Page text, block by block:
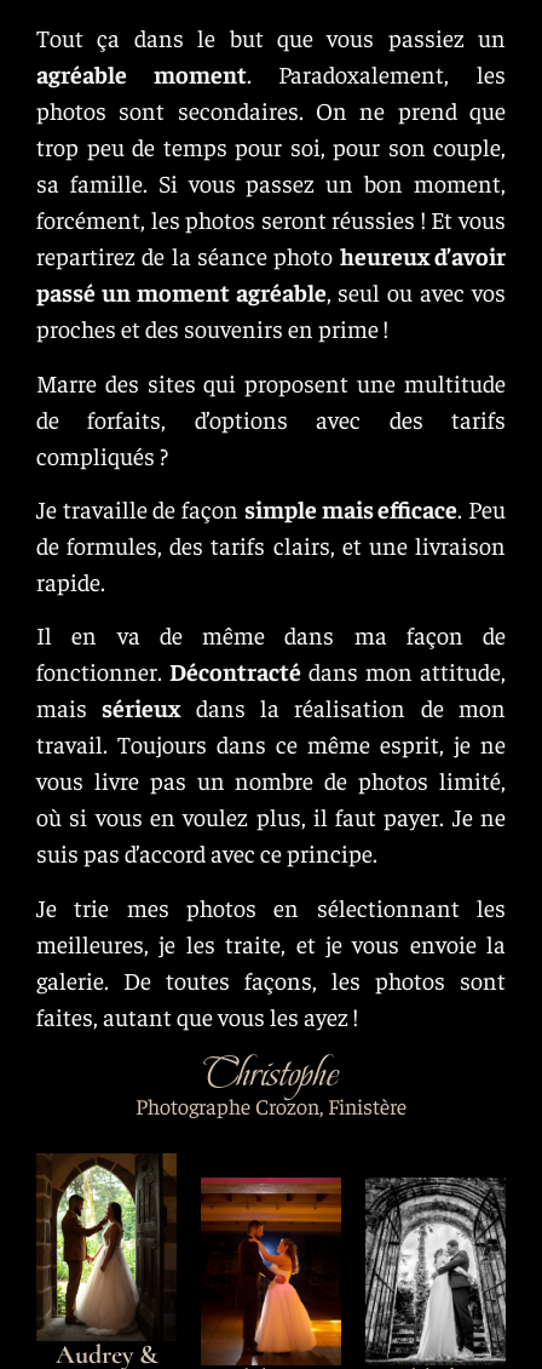
Tout ça dans le but que vous passiez un
agréable moment. Paradoxalement, les
photos sont secondaires. On ne prend que
trop peu de temps pour soi, pour son couple,
sa famille. Si vous passez un bon moment,
forcément, les photos seront réussies ! Et vous
repartirez de la séance photo heureux d’avoir
passé un moment agréable, seul ou avec vos
proches et des souvenirs en prime !
Marre des sites qui proposent une multitude
de forfaits, d’options avec des tarifs
compliqués ?
Je travaille de façon simple mais efficace. Peu
de formules, des tarifs clairs, et une livraison
rapide.
Il en va de même dans ma façon de
fonctionner. Décontracté dans mon attitude,
maissérieuxdans la réalisation de mon
travail. Toujours dans ce même esprit, je ne
vous livre pas un nombre de photos limité,
où si vous en voulez plus, il faut payer. Je ne
suis pas d’accord avec ce principe.
Je trie mes photos en sélectionnant les
meilleures, je les traite, et je vous envoie la
galerie. De toutes façons, les photos sont
faites, autant que vous les ayez !
Christophe
Photographe Crozon, Finistère
Audrey &